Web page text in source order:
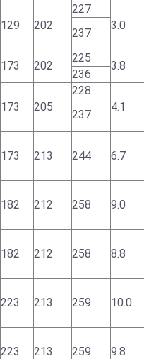
129 202
227
3.0
237
173 202
225
3.8
236
173 205
228
4.1
237
173 213 244 6.7
182 212 258 9.0
182 212 258 8.8
223 213 259 10.0
223 213 259 9.8